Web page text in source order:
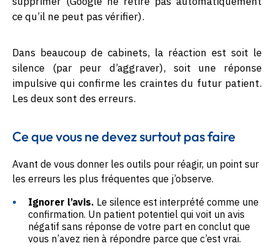
ce qu’il ne peut pas vérifier).
Dans beaucoup de cabinets, la réaction est soit le
silence (par peur d’aggraver), soit une réponse
impulsive qui confirme les craintes du futur patient.
Les deux sont des erreurs.
Ce que vous ne devez surtout pas faire
Avant de vous donner les outils pour réagir, un point sur
les erreurs les plus fréquentes que j’observe.
Ignorer l’avis. Le silence est interprété comme une
confirmation. Un patient potentiel qui voit un avis
négatif sans réponse de votre part en conclut que
vous n’avez rien à répondre parce que c’est vrai.